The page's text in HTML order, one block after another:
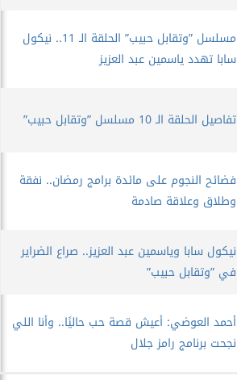
مسلسل ”وتقابل حبيب” الحلقة الـ 11.. نيكول
سابا تهدد ياسمين عبد العزيز
تفاصيل الحلقة الـ 10 مسلسل ”وتقابل حبيب”
فضائح النجوم على مائدة برامج رمضان.. نفقة
وطلاق وعلاقة صادمة
نيكول سابا وياسمين عبد العزيز.. صراع الضراير
في ”وتقابل حبيب”
أحمد العوضي: أعيش قصة حب حاليًا.. وأنا اللي
نجحت برنامج رامز جلال